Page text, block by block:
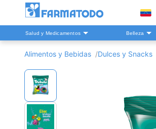
Salud y Medicamentos Belleza
Alimentos y Bebidas Dulces y Snacks